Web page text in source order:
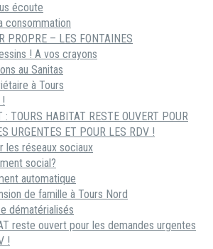
écoute
consommation
PROPRE – LES FONTAINES
! A vos crayons
au Sanitas
à Tours
: TOURS HABITAT RESTE OUVERT POUR
URGENTES ET POUR LES RDV !
les réseaux sociaux
social?
automatique
de famille à Tours Nord
dématérialisés
reste ouvert pour les demandes urgentes
!